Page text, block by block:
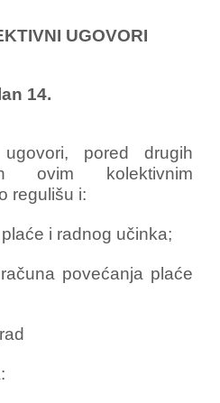
UGOVORI
14.
pored drugih
ovim kolektivnim
regulišu i:
i radnog učinka;
povećanja plaće